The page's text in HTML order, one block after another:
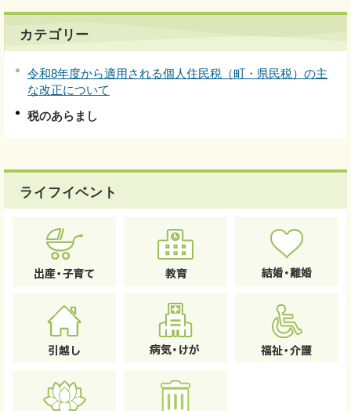
カテゴリー
令和8年度から適用される個人住民税（町・県民税）の主
な改正について
税のあらまし
ライフイベント